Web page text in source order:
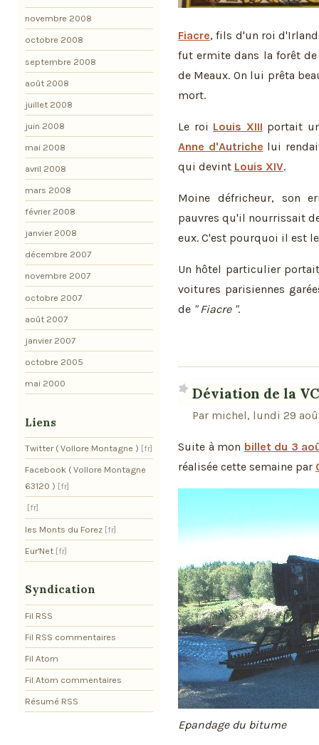
Fiacre, fils d'un roi
fut ermite dans la forêt
de Meaux. On lui prêta
mort.
Le roi Louis XIII portait
Anne d'Autriche lui
qui devint Louis XIV.
Moine défricheur, son
pauvres qu'il nourrissait
eux. C'est pourquoi il est
Un hôtel particulier
voitures parisiennes
de " Fiacre ".
Déviation de la
Par michel, lundi 29
Suite à mon billet du 3
réalisée cette semaine par
Epandage du bitume
novembre 2008
octobre 2008
septembre 2008
août 2008
juillet 2008
juin 2008
mai 2008
avril 2008
mars 2008
février 2008
janvier 2008
décembre 2007
novembre 2007
octobre 2007
août 2007
janvier 2007
octobre 2005
mai 2000
Liens
Twitter ( Vollore Montagne )
Facebook ( Vollore Montagne
63120 )
les Monts du Forez
Eur'Net
Syndication
Fil RSS
Fil RSS commentaires
Fil Atom
Fil Atom commentaires
Résumé RSS